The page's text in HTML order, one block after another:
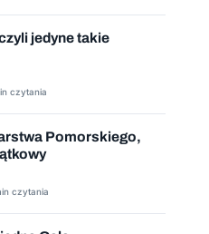
jedyne takie
czytania
Pomorskiego,
czytania